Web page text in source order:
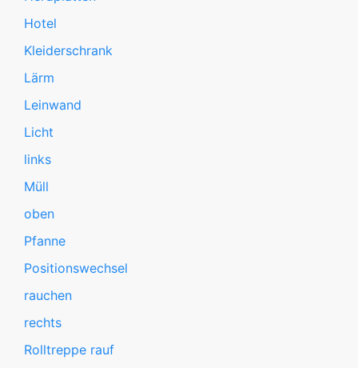
Hotel
Kleiderschrank
Lärm
Leinwand
Licht
links
Müll
oben
Pfanne
Positionswechsel
rauchen
rechts
Rolltreppe rauf